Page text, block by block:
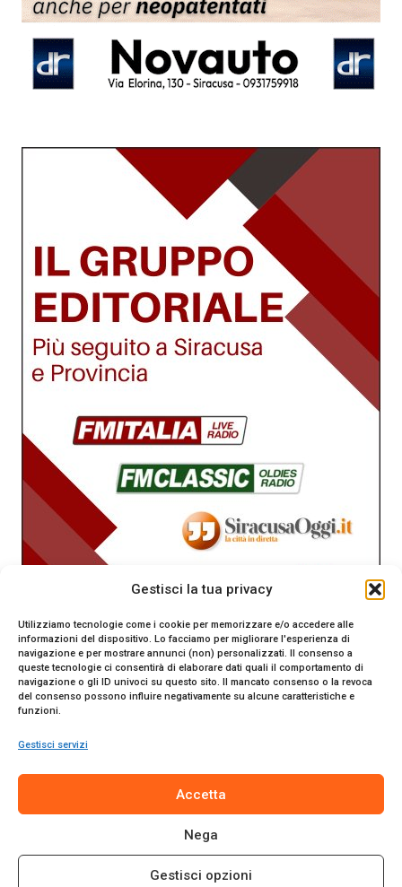
Gestisci la tua privacy
Utilizziamo tecnologie come i cookie per memorizzare e/o accedere alle
informazioni del dispositivo. Lo facciamo per migliorare l'esperienza di
navigazione e per mostrare annunci (non) personalizzati. Il consenso a
queste tecnologie ci consentirà di elaborare dati quali il comportamento di
navigazione o gli ID univoci su questo sito. Il mancato consenso o la revoca
del consenso possono influire negativamente su alcune caratteristiche e
funzioni.
Gestisci servizi
Accetta
Nega
Gestisci opzioni
Tribunale di Siracusa. Direttore responsabile Gianni Catania.
© 2024 Promo Italia S.r.l. Tutti i diritti riservati. | Sito web
realizzato daWeb-Arte.it
Cookie Policy|Termini e Condizioni